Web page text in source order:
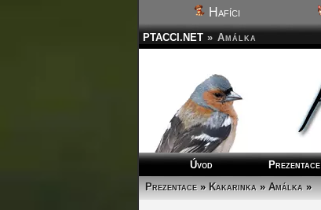
Hafíci
PTACCI.NET » Amálka
Úvod Prezentace
Prezentace»Kakarinka»Amálka»